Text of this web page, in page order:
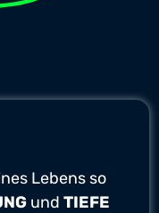
Lebens so
und TIEFE